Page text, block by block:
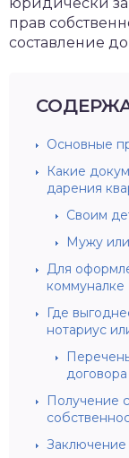
прав
составление
Основные
Какие
дарения
Своим
Мужу
Для
коммуналке
Где
нотариус
договора
Получение
Заключение